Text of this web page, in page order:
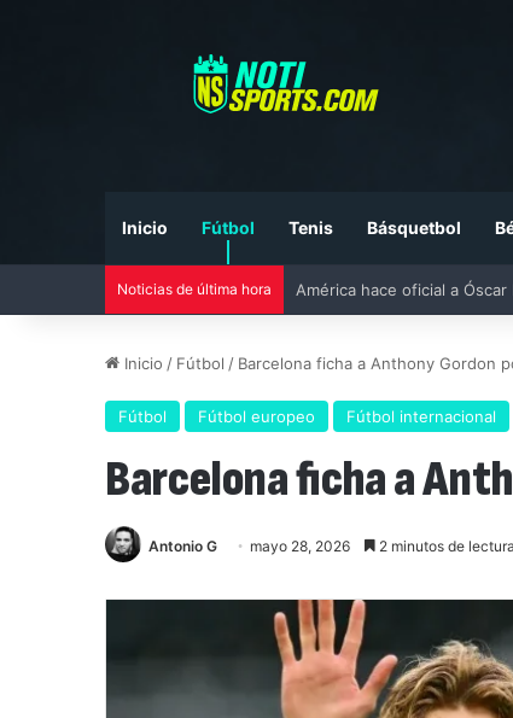
Inicio Fútbol Tenis Básquetbol
Noticias de última hora
Inicio / Fútbol / Barcelona ficha a Anthony Gordon
Fútbol Fútbol europeo Fútbol internacional
Barcelona ficha a
Antonio G mayo 28, 2026 2 minutos de lectura